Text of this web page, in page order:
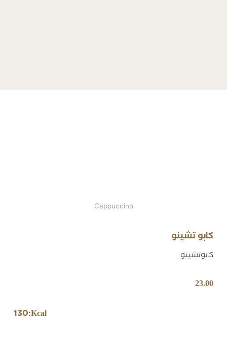
Cappuccino
كابو تشينو
كابوتشينو
23.00
Kcal:
130